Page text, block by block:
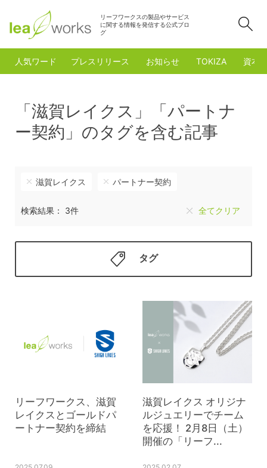
リーフワークスの製品やサービス
に関する情報を発信する公式ブロ
グ
人気ワード プレスリリース お知らせ TOKIZA 資本
「滋賀レイクス」「パートナ
ー契約」のタグを含む記事
滋賀レイクス パートナー契約
検索結果： 3件 全てクリア
タグ
リーフワークス、滋賀
レイクスとゴールドパ
ートナー契約を締結
滋賀レイクス オリジナ
ルジュエリーでチーム
を応援！ 2月8日（土）
開催の「リーフ...